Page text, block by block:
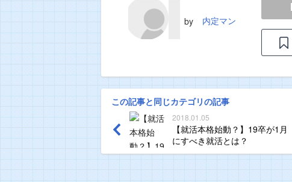
by 内定マン
LINE
この記事と同じカテゴリの記事
2018.01.05
【就活本格始動？】19卒が1月
にすべき就活とは？